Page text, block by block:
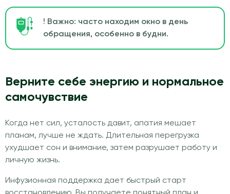
! Важно: часто находим окно в день
обращения, особенно в будни.
Верните себе энергию и нормальное
самочувствие
Когда нет сил, усталость давит, апатия мешает
планам, лучше не ждать. Длительная перегрузка
ухудшает сон и внимание, затем разрушает работу и
личную жизнь.
Инфузионная поддержка дает быстрый старт